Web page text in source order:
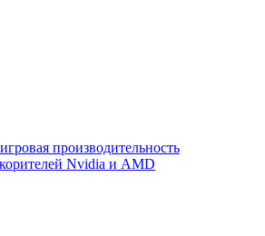
производительность
Nvidia и AMD